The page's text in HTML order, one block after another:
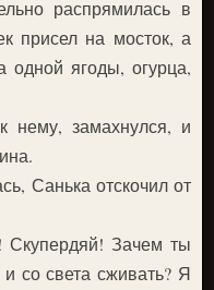
распрямилась в
присел на мосток, а
одной ягоды, огурца,
нему, замахнулся, и
Санька отскочил от
Зачем ты
со света сживать? Я